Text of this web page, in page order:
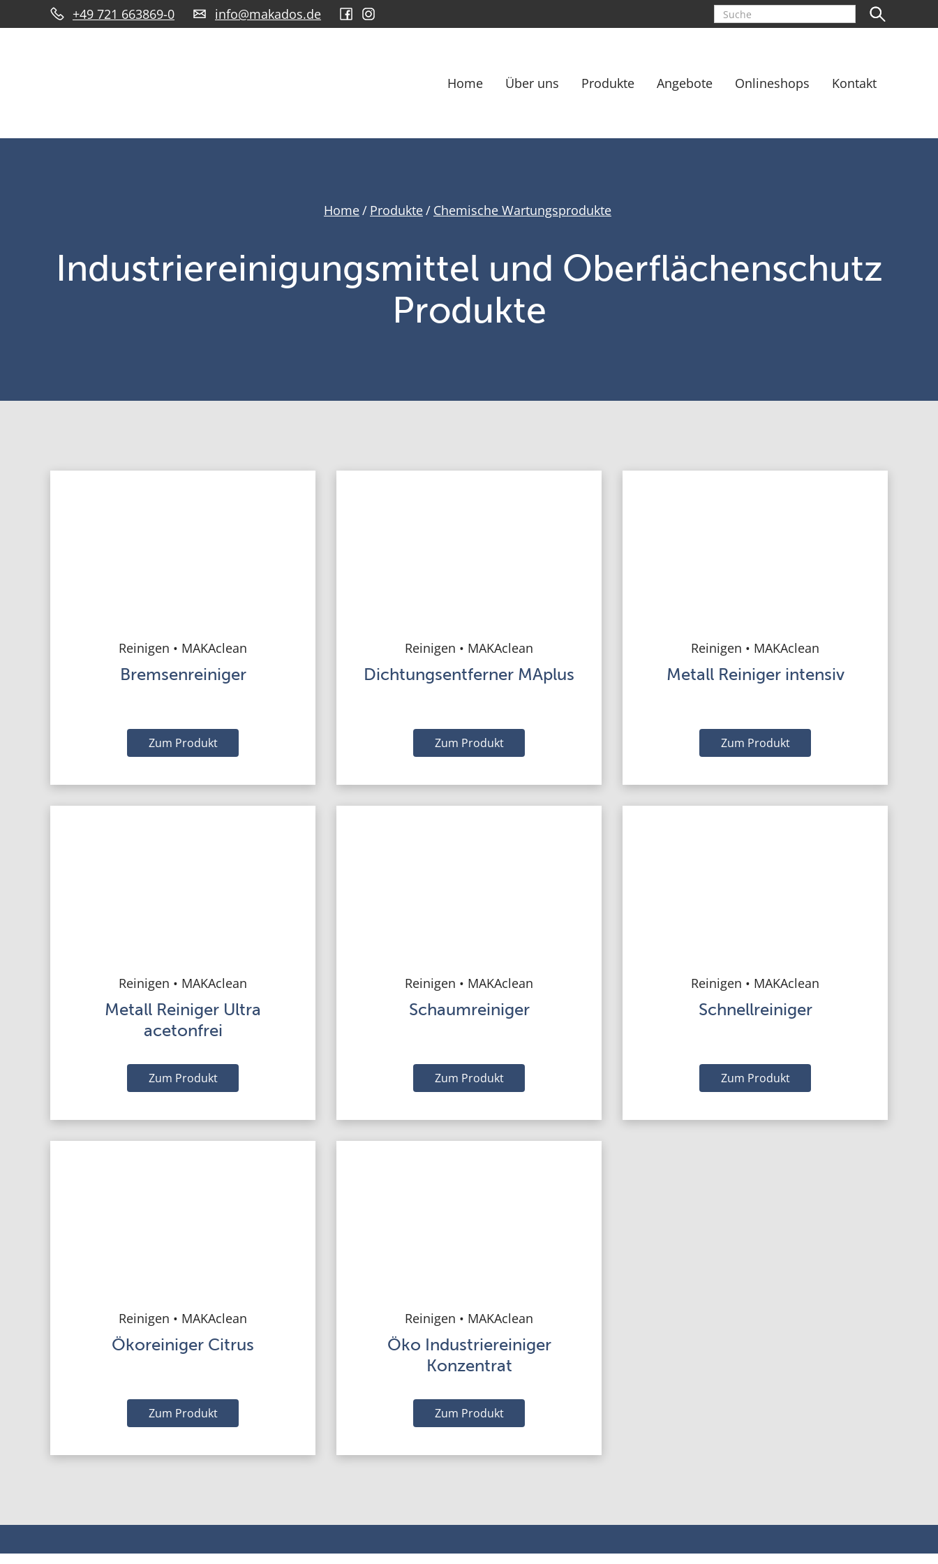
+49 721 663869-0 info@makados.de
Home Über uns Produkte Angebote Onlineshops Kontakt
Home/ Produkte/ Chemische Wartungsprodukte
Industriereinigungsmittel und Oberflächenschutz
Produkte
Reinigen • MAKAclean
Bremsenreiniger
Zum Produkt
Reinigen • MAKAclean
Dichtungsentferner MAplus
Zum Produkt
Reinigen • MAKAclean
Metall Reiniger intensiv
Zum Produkt
Reinigen • MAKAclean
Metall Reiniger Ultra
acetonfrei
Zum Produkt
Reinigen • MAKAclean
Schaumreiniger
Zum Produkt
Reinigen • MAKAclean
Schnellreiniger
Zum Produkt
Reinigen • MAKAclean
Ökoreiniger Citrus
Zum Produkt
Reinigen • MAKAclean
Öko Industriereiniger
Konzentrat
Zum Produkt